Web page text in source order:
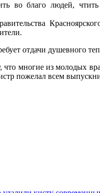
во благо людей,
отдачи
многие из молодых
пожелал всем